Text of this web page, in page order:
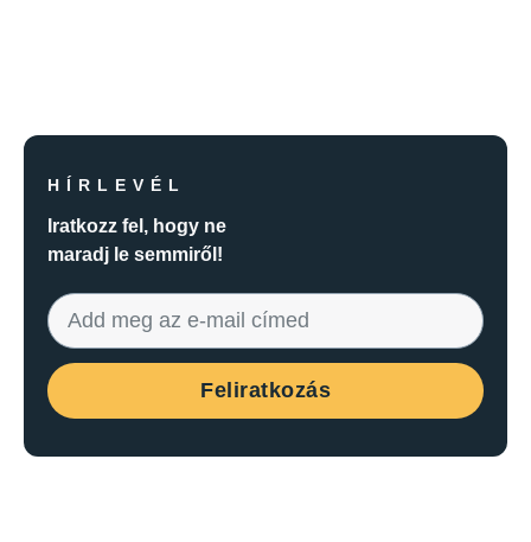
HÍRLEVÉL
Iratkozz fel, hogy ne
maradj le semmiről!
Feliratkozás